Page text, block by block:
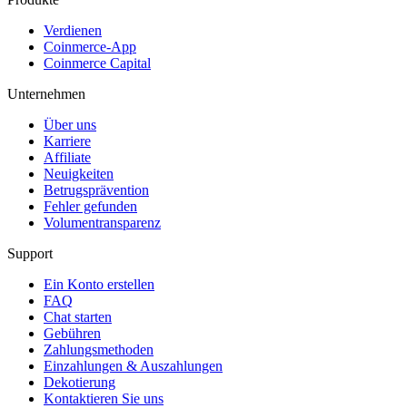
Verdienen
Coinmerce-App
Coinmerce Capital
Unternehmen
Über uns
Karriere
Affiliate
Neuigkeiten
Betrugsprävention
Fehler gefunden
Volumentransparenz
Support
Ein Konto erstellen
FAQ
Chat starten
Gebühren
Zahlungsmethoden
Einzahlungen & Auszahlungen
Dekotierung
Kontaktieren Sie uns